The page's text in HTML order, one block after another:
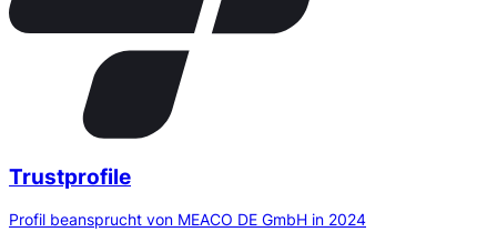
Trustprofile
Profil beansprucht von MEACO DE GmbH in 2024